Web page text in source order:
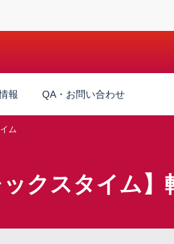
報 QA・お問い合わせ
ム
クスタイム】